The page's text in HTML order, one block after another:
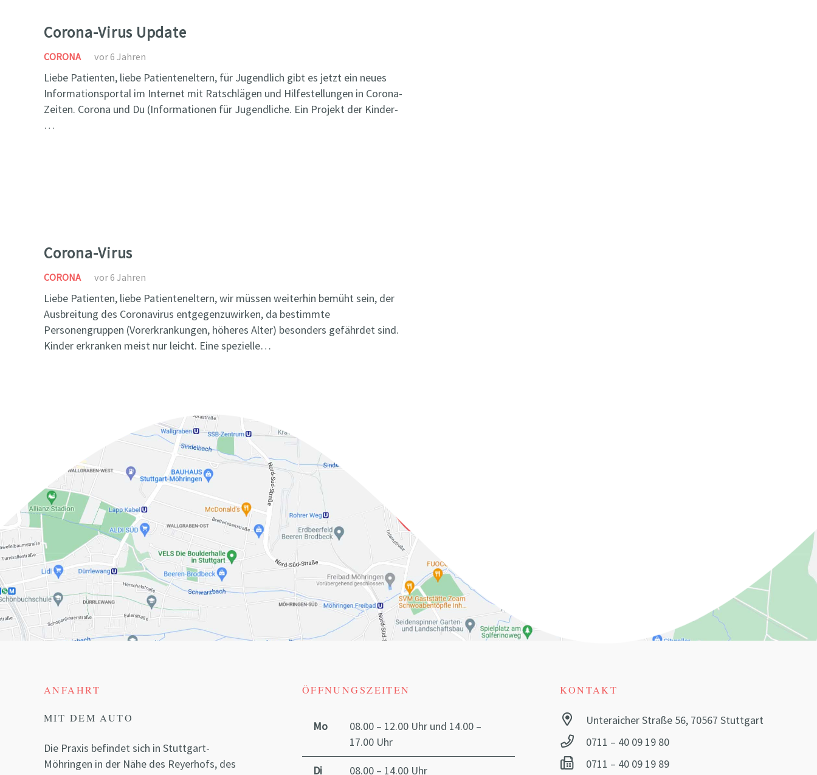
Corona-Virus Update
CORONA vor 6 Jahren
Liebe Patienten, liebe Patienteneltern, für Jugendlich gibt es jetzt ein neues
Informationsportal im Internet mit Ratschlägen und Hilfestellungen in Corona-
Zeiten. Corona und Du (Informationen für Jugendliche. Ein Projekt der Kinder-
…
Corona-Virus
CORONA vor 6 Jahren
Liebe Patienten, liebe Patienteneltern, wir müssen weiterhin bemüht sein, der
Ausbreitung des Coronavirus entgegenzuwirken, da bestimmte
Personengruppen (Vorerkrankungen, höheres Alter) besonders gefährdet sind.
Kinder erkranken meist nur leicht. Eine spezielle…
ANFAHRT
MIT DEM AUTO
Die Praxis befindet sich in Stuttgart-
Möhringen in der Nähe des Reyerhofs, des
ÖFFNUNGSZEITEN
Mo
08.00 – 12.00 Uhr und 14.00 –
17.00 Uhr
Di 08.00 – 14.00 Uhr
KONTAKT
Unteraicher Straße 56, 70567 Stuttgart
0711 – 40 09 19 80
0711 – 40 09 19 89